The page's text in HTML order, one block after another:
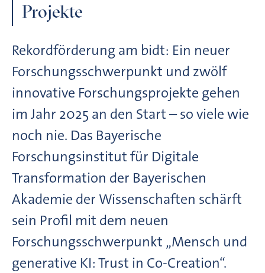
Projekte
Rekordförderung am bidt: Ein neuer
Forschungsschwerpunkt und zwölf
innovative Forschungsprojekte gehen
im Jahr 2025 an den Start – so viele wie
noch nie. Das Bayerische
Forschungsinstitut für Digitale
Transformation der Bayerischen
Akademie der Wissenschaften schärft
sein Profil mit dem neuen
Forschungsschwerpunkt „Mensch und
generative KI: Trust in Co-Creation“.